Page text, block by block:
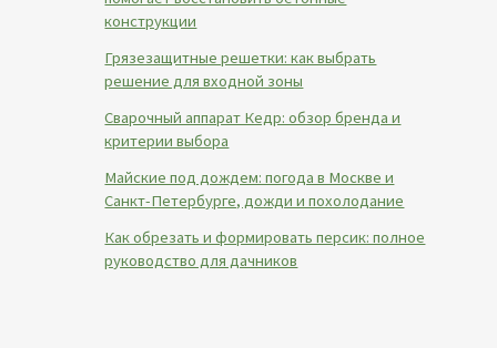
конструкции
Грязезащитные решетки: как выбрать
решение для входной зоны
Сварочный аппарат Кедр: обзор бренда и
критерии выбора
Майские под дождем: погода в Москве и
Санкт-Петербурге, дожди и похолодание
Как обрезать и формировать персик: полное
руководство для дачников